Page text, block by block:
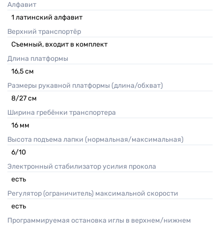
Алфавит
1 латинский алфавит
Верхний транспортёр
Съемный, входит в комплект
Длина платформы
16,5см
Размеры рукавной платформы (длина/обхват)
8/27см
Ширина гребёнки транспортера
16 мм
Высота подъема лапки (нормальная/максимальная)
6/10
Электронный стабилизатор усилия прокола
есть
Регулятор (ограничитель) максимальной скорости
есть
Программируемая остановка иглы в верхнем/нижнем